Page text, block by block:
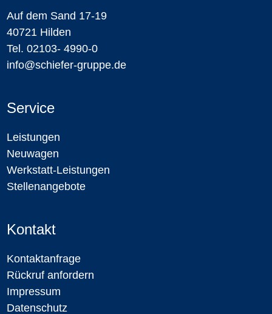
Auf dem Sand 17-19
40721 Hilden
Tel. 02103- 4990-0
info@schiefer-gruppe.de
Service
Leistungen
Neuwagen
Werkstatt-Leistungen
Stellenangebote
Kontakt
Kontaktanfrage
Rückruf anfordern
Impressum
Datenschutz